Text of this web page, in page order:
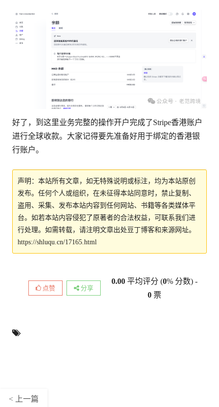
好了，到这里业务完整的操作开户完成了Stripe香港账户
进行全球收款。大家记得要先准备好用于绑定的香港银
行账户。
声明：本站所有文章，如无特殊说明或标注，均为本站原创
发布。任何个人或组织，在未征得本站同意时，禁止复制、
盗用、采集、发布本站内容到任何网站、书籍等各类媒体平
台。如若本站内容侵犯了原著者的合法权益，可联系我们进
行处理。如需转载，请注明文章出处豆丁博客和来源网址。
https://shluqu.cn/17165.html
点赞 分享
0.00 平均评分 (0% 分数) -
0 票
< 上一篇